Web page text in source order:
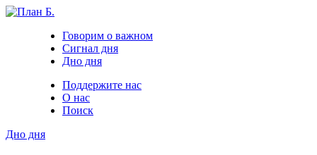
Говорим о важном
Сигнал дня
Дно дня
Поддержите нас
О нас
Поиск
Дно дня